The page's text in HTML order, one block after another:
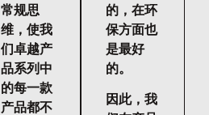
常规思
维，使我
们卓越产
品系列中
的每一款
产品都不
的，在环
保方面也
是最好
的。
因此，我